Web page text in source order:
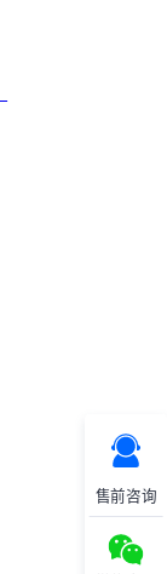
售前咨询